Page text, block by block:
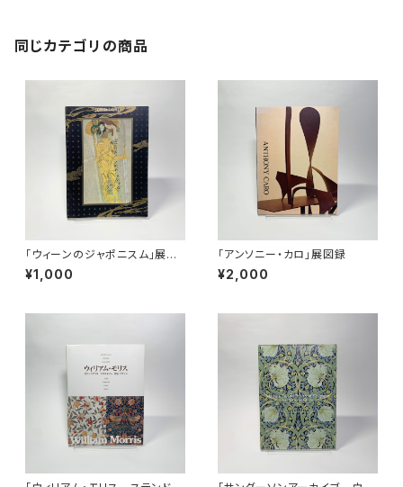
同じカテゴリの商品
「ウィーンのジャポニスム」展図
録
¥1,000
「アンソニー・カロ」展図録
¥2,000